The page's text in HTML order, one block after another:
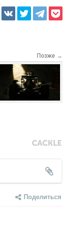
Позже →
Поделиться